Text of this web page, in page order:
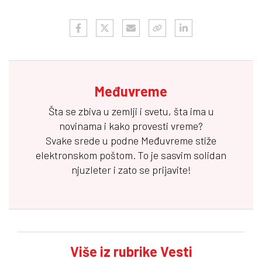
Međuvreme
Šta se zbiva u zemlji i svetu, šta ima u
novinama i kako provesti vreme?
Svake srede u podne Međuvreme stiže
elektronskom poštom. To je sasvim solidan
njuzleter i zato se prijavite!
Više iz rubrike Vesti